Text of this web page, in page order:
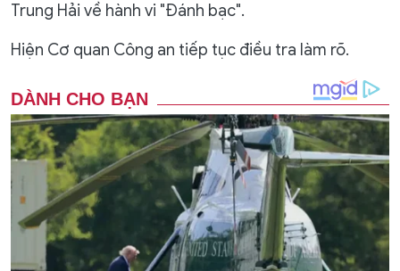
Trung Hải về hành vi "Đánh bạc".
Hiện Cơ quan Công an tiếp tục điều tra làm rõ.